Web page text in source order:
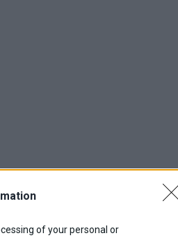
of your personal or